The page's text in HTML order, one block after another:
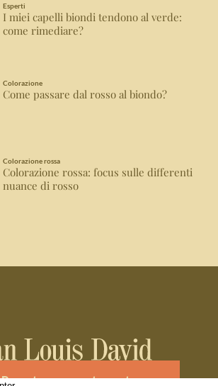
Esperti
I miei capelli biondi tendono al verde:
come rimediare?
Colorazione
Come passare dal rosso al biondo?
Colorazione rossa
Colorazione rossa: focus sulle differenti
nuance di rosso
Prenota un appuntamento